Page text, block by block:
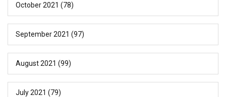
October 2021 (78)
September 2021 (97)
August 2021 (99)
July 2021 (79)